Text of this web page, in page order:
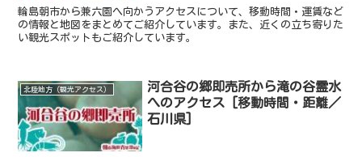
輪島朝市から兼六園へ向かうアクセスについて、移動時間・運賃など
の情報と地図をまとめてご紹介しています。また、近くの立ち寄りた
い観光スポットもご紹介しています。
北陸地方（観光アクセス）
河合谷の郷即売所から滝の谷霊水
へのアクセス [移動時間・距離／
石川県]